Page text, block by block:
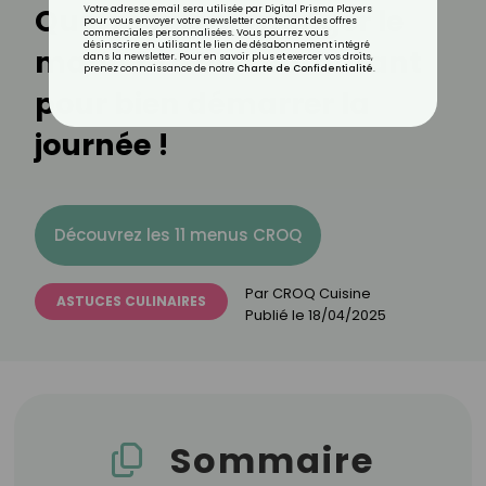
Quel féculent manger le
matin ? Le bon carburant
pour bien démarrer la
journée !
Découvrez les 11 menus CROQ
ASTUCES CULINAIRES Par CROQ Cuisine
Publié le 18/04/2025
Sommaire
Votre adresse email sera utilisée par Digital Prisma Players
pour vous envoyer votre newsletter contenant des offres
commerciales personnalisées. Vous pourrez vous
désinscrire en utilisant le lien de désabonnement intégré
dans la newsletter. Pour en savoir plus et exercer vos droits,
prenez connaissance de notre Charte de Confidentialité.